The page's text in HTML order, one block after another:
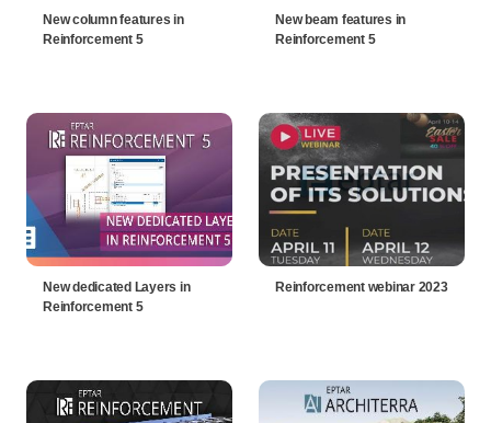
New column features in
Reinforcement 5
New beam features in
Reinforcement 5
New dedicated Layers in
Reinforcement 5
Reinforcement webinar 2023